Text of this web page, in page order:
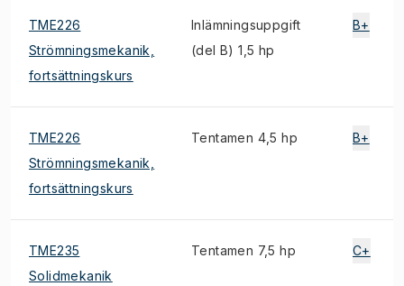
TME226
Strömningsmekanik,
fortsättningskurs
Inlämningsuppgift
(del B) 1,5 hp
B+
TME226
Strömningsmekanik,
fortsättningskurs
Tentamen 4,5 hp B+
TME235
Solidmekanik
Tentamen 7,5 hp C+